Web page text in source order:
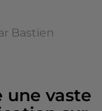
Bastien
une vaste